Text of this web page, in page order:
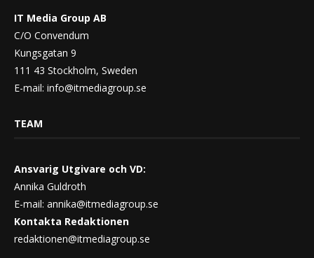
IT Media Group AB
C/O Convendum
Kungsgatan 9
111 43 Stockholm, Sweden
E-mail: info@itmediagroup.se
TEAM
Ansvarig Utgivare och VD:
Annika Guldroth
E-mail: annika@itmediagroup.se
Kontakta Redaktionen
redaktionen@itmediagroup.se